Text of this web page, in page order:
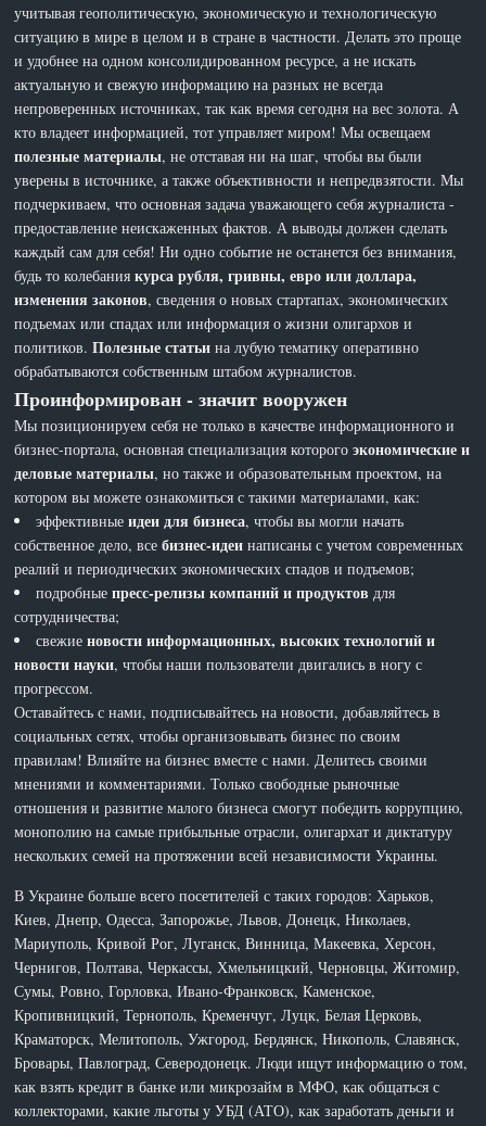
учитывая геополитическую, экономическую и технологическую
ситуацию в мире в целом и в стране в частности. Делать это проще
и удобнее на одном консолидированном ресурсе, а не искать
актуальную и свежую информацию на разных не всегда
непроверенных источниках, так как время сегодня на вес золота. А
кто владеет информацией, тот управляет миром! Мы освещаем
полезные материалы, не отставая ни на шаг, чтобы вы были
уверены в источнике, а также объективности и непредвзятости. Мы
подчеркиваем, что основная задача уважающего себя журналиста -
предоставление неискаженных фактов. А выводы должен сделать
каждый сам для себя! Ни одно событие не останется без внимания,
будь то колебаниякурса рубля, гривны, евро или доллара,
изменения законов, сведения о новых стартапах, экономических
подъемах или спадах или информация о жизни олигархов и
политиков.Полезные статьи на лубую тематику оперативно
обрабатываются собственным штабом журналистов.
Проинформирован - значит вооружен
Мы позиционируем себя не только в качестве информационного и
бизнес-портала, основная специализация которогоэкономические и
деловые материалы, но также и образовательным проектом, на
котором вы можете ознакомиться с такими материалами, как:
эффективныеидеи для бизнеса, чтобы вы могли начать
собственное дело, всебизнес-идеи написаны с учетом современных
реалий и периодических экономических спадов и подъемов;
подробныепресс-релизы компаний и продуктов для
сотрудничества;
свежиеновости информационных, высоких технологий и
новости науки, чтобы наши пользователи двигались в ногу с
прогрессом.
Оставайтесь с нами, подписывайтесь на новости, добавляйтесь в
социальных сетях, чтобы организовывать бизнес по своим
правилам! Влияйте на бизнес вместе с нами. Делитесь своими
мнениями и комментариями. Только свободные рыночные
отношения и развитие малого бизнеса смогут победить коррупцию,
монополию на самые прибыльные отрасли, олигархат и диктатуру
нескольких семей на протяжении всей независимости Украины.
В Украине больше всего посетителей с таких городов: Харьков,
Киев, Днепр, Одесса, Запорожье, Львов, Донецк, Николаев,
Мариуполь, Кривой Рог, Луганск, Винница, Макеевка, Херсон,
Чернигов, Полтава, Черкассы, Хмельницкий, Черновцы, Житомир,
Сумы, Ровно, Горловка, Ивано-Франковск, Каменское,
Кропивницкий, Тернополь, Кременчуг, Луцк, Белая Церковь,
Краматорск, Мелитополь, Ужгород, Бердянск, Никополь, Славянск,
Бровары, Павлоград, Северодонецк. Люди ищут информацию о том,
как взять кредит в банке или микрозайм в МФО, как общаться с
коллекторами, какие льготы у УБД (АТО), как заработать деньги и